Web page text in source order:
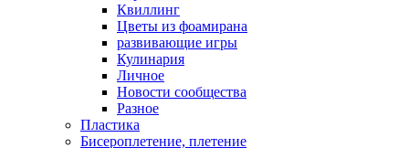
Квиллинг
Цветы из фоамирана
развивающие игры
Кулинария
Личное
Новости сообщества
Разное
Пластика
Бисероплетение, плетение